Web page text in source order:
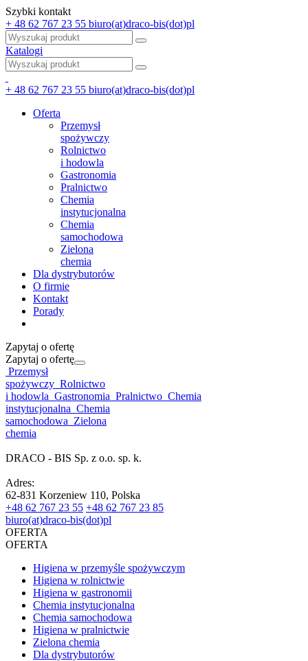
Szybki kontakt
+ 48 62 767 23 55 biuro(at)draco-bis(dot)pl
Katalogi
+ 48 62 767 23 55 biuro(at)draco-bis(dot)pl
Oferta
Przemysł
spożywczy
Rolnictwo
i hodowla
Gastronomia
Pralnictwo
Chemia
instytucjonalna
Chemia
samochodowa
Zielona
chemia
Dla dystrybutorów
O firmie
Kontakt
Porady
Zapytaj o ofertę
Zapytaj o ofertę
Przemysł
spożywczy Rolnictwo
i hodowla Gastronomia Pralnictwo Chemia
instytucjonalna Chemia
samochodowa Zielona
chemia
DRACO - BIS Sp. z o.o. sp. k.
Adres:
62-831 Korzeniew 110, Polska
+48 62 767 23 55 +48 62 767 23 85
biuro(at)draco-bis(dot)pl
OFERTA
OFERTA
Higiena w przemyśle spożywczym
Higiena w rolnictwie
Higiena w gastronomii
Chemia instytucjonalna
Chemia samochodowa
Higiena w pralnictwie
Zielona chemia
Dla dystrybutorów